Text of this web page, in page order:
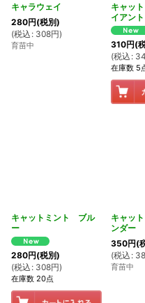
キャラウェイ
280円(税別)
(税込 : 308円)
育苗中
キャッ
イアント
310円(
(税込 :
在庫数 5
キャットミント ブル
ー
280円(税別)
(税込 : 308円)
在庫数 20点
キャッ
ンダー
350円(
(税込 :
育苗中